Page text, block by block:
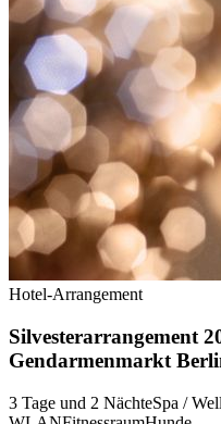
Hotel-Arrangement
Silvesterarrangement
Gendarmenmarkt
3 Tage und 2 NächteSpa /